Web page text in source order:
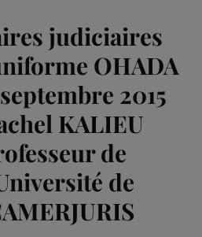
judiciaires
OHADA
2015
KALIEU
de
de